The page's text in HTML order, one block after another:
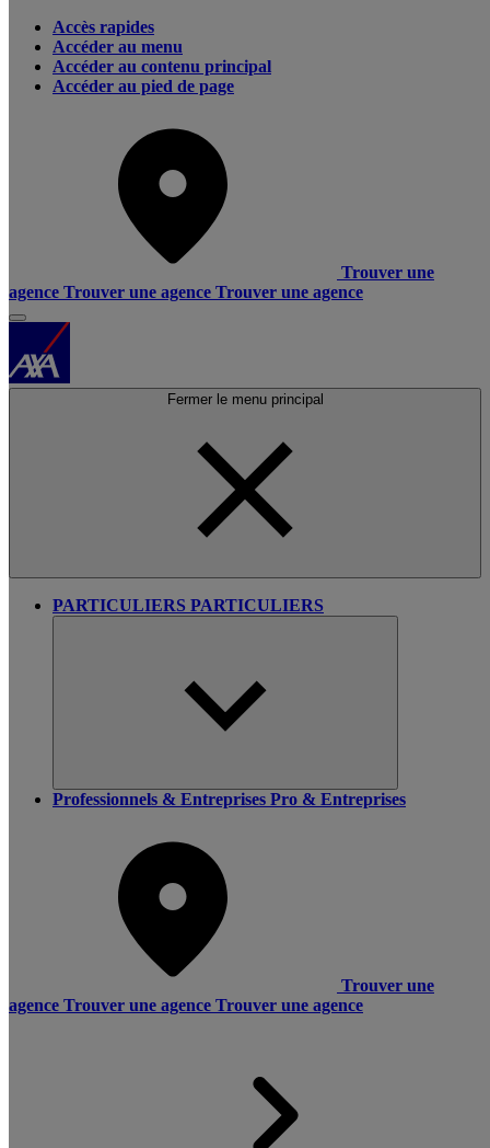
Accès rapides
Accéder au menu
Accéder au contenu principal
Accéder au pied de page
Trouver une
agence Trouver une agence Trouver une agence
Fermer le menu principal
PARTICULIERS PARTICULIERS
Professionnels & Entreprises Pro & Entreprises
Trouver une
agence Trouver une agence Trouver une agence